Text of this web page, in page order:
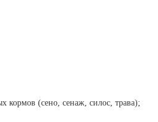
кормов (сено, сенаж, силос, трава);